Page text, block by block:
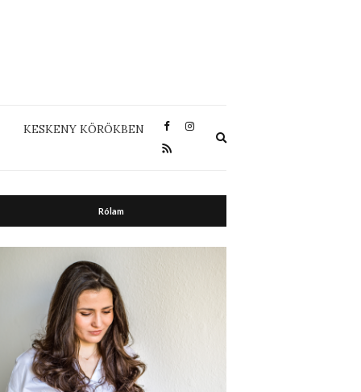
KESKENY KÖRÖKBEN
Rólam